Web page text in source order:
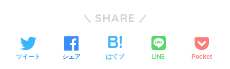
SHARE
ツイート シェア はてブ LINE Pocket